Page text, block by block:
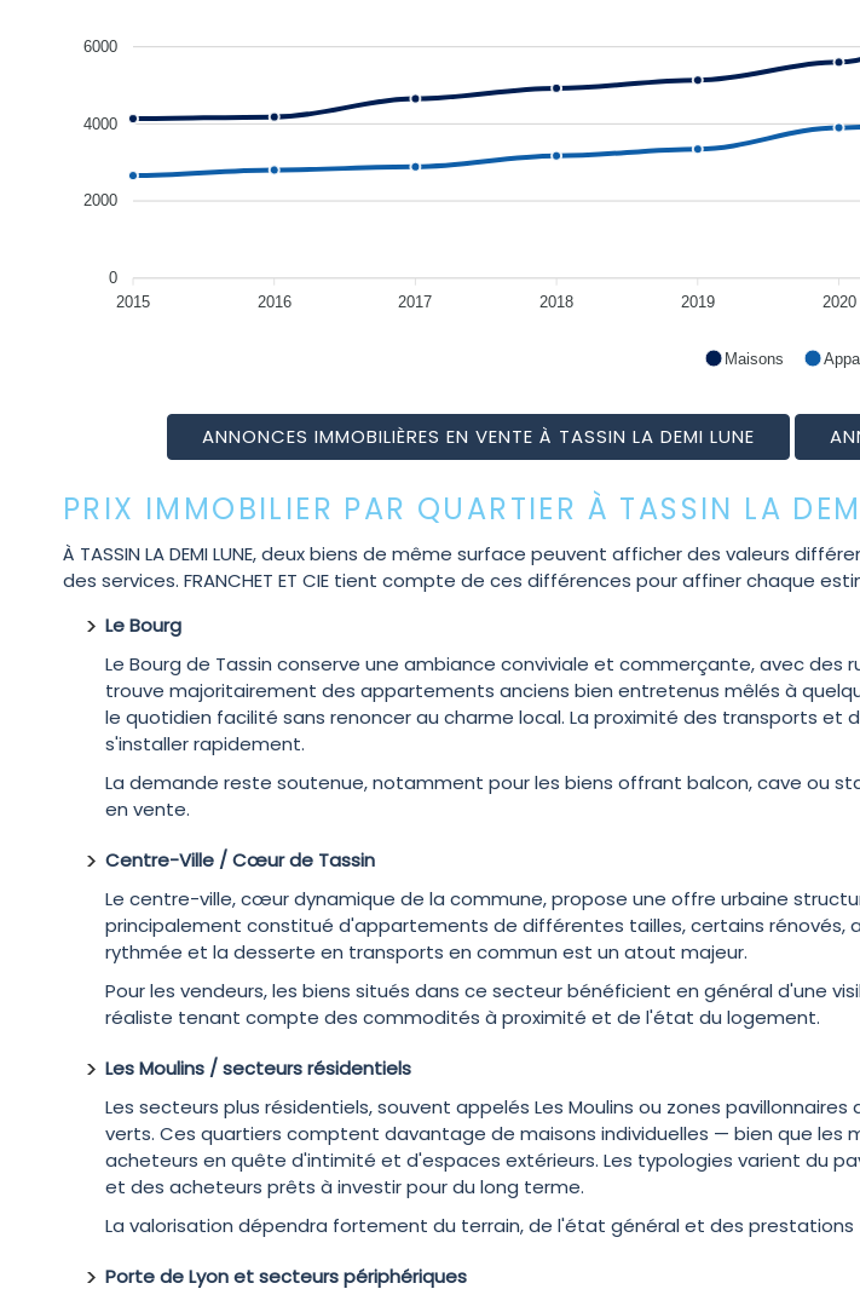
6000
4000
2000
0
2015
2016 2017 2018 2019 2020
Maisons
ANNONCES IMMOBILIÈRES EN VENTE À TASSIN LA DEMI LUNE
PRIX IMMOBILIER PAR QUARTIER À TASSIN LA
À TASSIN LA DEMI LUNE, deux biens de même surface peuvent afficher des valeurs
des services. FRANCHET ET CIE tient compte de ces différences pour affiner chaque
Le Bourg
Le Bourg de Tassin conserve une ambiance conviviale et commerçante, avec
trouve majoritairement des appartements anciens bien entretenus mêlés à
le quotidien facilité sans renoncer au charme local. La proximité des transports
s'installer rapidement.
La demande reste soutenue, notamment pour les biens offrant balcon, cave ou
en vente.
Centre-Ville / Cœur de Tassin
Le centre-ville, cœur dynamique de la commune, propose une offre urbaine
principalement constitué d'appartements de différentes tailles, certains
rythmée et la desserte en transports en commun est un atout majeur.
Pour les vendeurs, les biens situés dans ce secteur bénéficient en général d'une
réaliste tenant compte des commodités à proximité et de l'état du logement.
Les Moulins / secteurs résidentiels
Les secteurs plus résidentiels, souvent appelés Les Moulins ou zones
verts. Ces quartiers comptent davantage de maisons individuelles — bien que
acheteurs en quête d'intimité et d'espaces extérieurs. Les typologies varient du
et des acheteurs prêts à investir pour du long terme.
La valorisation dépendra fortement du terrain, de l'état général et des
Porte de Lyon et secteurs périphériques